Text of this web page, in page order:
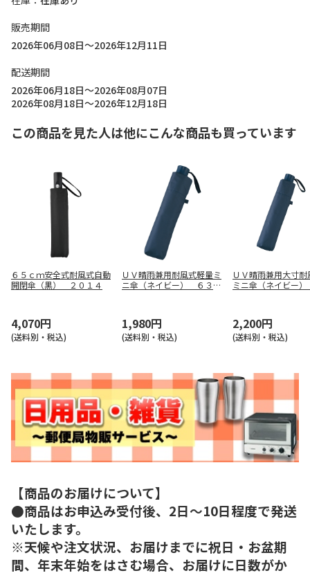
販売期間
2026年06月08日～2026年12月11日
配送期間
2026年06月18日～2026年08月07日
2026年08月18日～2026年12月18日
この商品を見た人は他にこんな商品も買っています
６５ｃｍ安全式耐風式自動
開閉傘（黒） ２０１４
4,070円
(送料別・税込)
ＵＶ晴雨兼用耐風式軽量ミ
ニ傘（ネイビー） ６３３
1,980円
(送料別・税込)
ＵＶ晴雨兼用大寸耐
ミニ傘（ネイビー
2,200円
(送料別・税込)
【商品のお届けについて】
●商品はお申込み受付後、2日～10日程度で発送
いたします。
※天候や注文状況、お届けまでに祝日・お盆期
間、年末年始をはさむ場合、お届けに日数がか